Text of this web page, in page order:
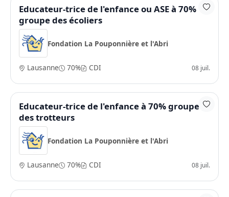
Educateur-trice de l'enfance ou ASE à 70%
groupe des écoliers
Fondation La Pouponnière et l'Abri
Lausanne 70% CDI 08 juil.
Educateur-trice de l'enfance à 70% groupe
des trotteurs
Fondation La Pouponnière et l'Abri
Lausanne 70% CDI 08 juil.